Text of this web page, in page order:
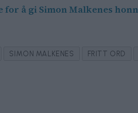
å gi Simon Malkenes
SIMON MALKENES FRITT ORD